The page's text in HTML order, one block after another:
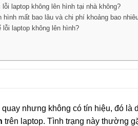
laptop không lên hình tại nhà không?
hình mất bao lâu và chi phí khoảng bao
lỗi laptop không lên hình?
nhưng không có tín hiệu, đó là
trên laptop. Tình trạng này thường